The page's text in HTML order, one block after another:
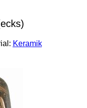
Keramik